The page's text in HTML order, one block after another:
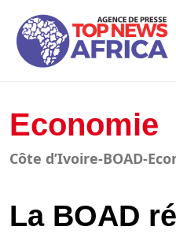
Economie
Côte d’Ivoire-BOAD-
La BOAD